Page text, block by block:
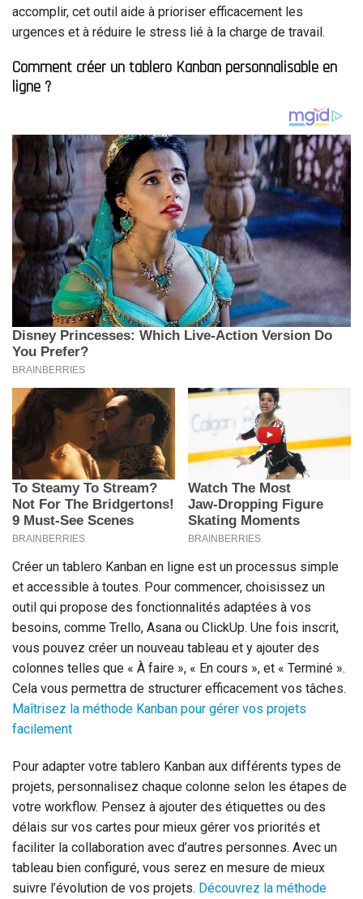
accomplir, cet outil aide à prioriser efficacement les
urgences et à réduire le stress lié à la charge de travail.
Comment créer un tablero Kanban personnalisable en
ligne ?
Créer un tablero Kanban en ligne est un processus simple
et accessible à toutes. Pour commencer, choisissez un
outil qui propose des fonctionnalités adaptées à vos
besoins, comme Trello, Asana ou ClickUp. Une fois inscrit,
vous pouvez créer un nouveau tableau et y ajouter des
colonnes telles que « À faire », « En cours », et « Terminé ».
Cela vous permettra de structurer efficacement vos tâches.
Maîtrisez la méthode Kanban pour gérer vos projets
facilement
Pour adapter votre tablero Kanban aux différents types de
projets, personnalisez chaque colonne selon les étapes de
votre workflow. Pensez à ajouter des étiquettes ou des
délais sur vos cartes pour mieux gérer vos priorités et
faciliter la collaboration avec d’autres personnes. Avec un
tableau bien configuré, vous serez en mesure de mieux
suivre l’évolution de vos projets. Découvrez la méthode